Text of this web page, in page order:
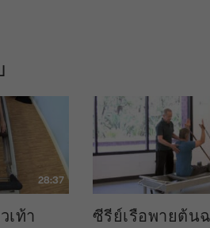
28:37
เท้า
ซีรีย์เรือพายต้น